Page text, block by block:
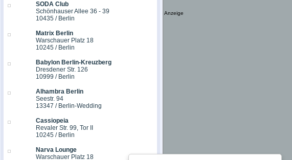
SODA Club
Schönhauser Allee 36 - 39
10435 / Berlin
Matrix Berlin
Warschauer Platz 18
10245 / Berlin
Babylon Berlin-Kreuzberg
Dresdener Str. 126
10999 / Berlin
Alhambra Berlin
Seestr. 94
13347 / Berlin-Wedding
Cassiopeia
Revaler Str. 99, Tor II
10245 / Berlin
Narva Lounge
Warschauer Platz 18
Anzeige